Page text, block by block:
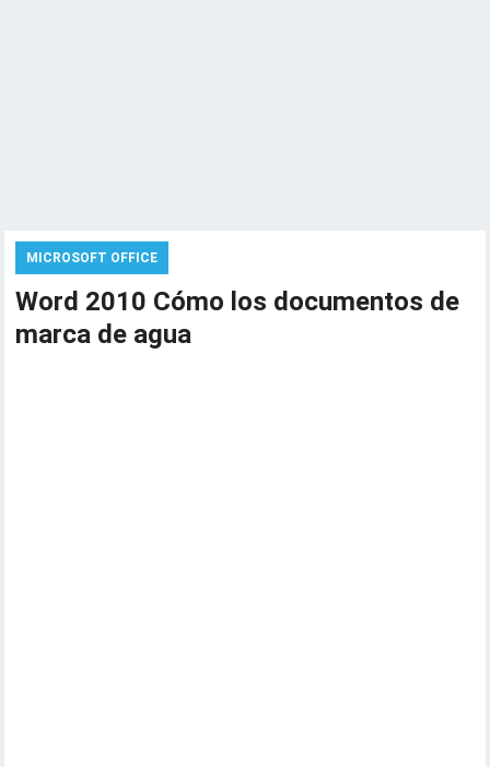
MICROSOFT OFFICE
Word 2010 Cómo los documentos de
marca de agua